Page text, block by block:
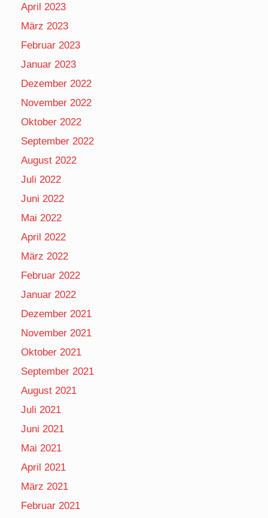
April 2023
März 2023
Februar 2023
Januar 2023
Dezember 2022
November 2022
Oktober 2022
September 2022
August 2022
Juli 2022
Juni 2022
Mai 2022
April 2022
März 2022
Februar 2022
Januar 2022
Dezember 2021
November 2021
Oktober 2021
September 2021
August 2021
Juli 2021
Juni 2021
Mai 2021
April 2021
März 2021
Februar 2021